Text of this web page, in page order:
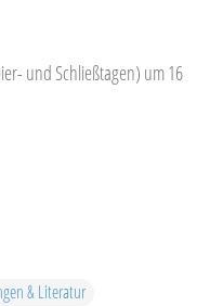
und Schließtagen) um 16
& Literatur